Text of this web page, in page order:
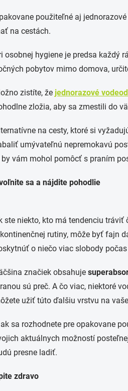
použiteľné aj jednorazové
na cestách.
osobnej hygiene je predsa každý
pobytov mimo domova,
zistíte, že jednorazové
zložia, aby sa zmestili do
na cesty, ktoré si
umývateľnú nepremokavú
vám mohol pomôcť s praním
sa a nájdite pohodlie
ste niekto, kto má tendenciu
rutiny, môže byť fajn
o niečo viac slobody
značiek obsahuje
sú preč. A čo viac, niektoré
užiť túto ďalšiu vrstvu na
sa rozhodnete pre opakovane
aktuálnych možností
presne ladiť.
zdravo